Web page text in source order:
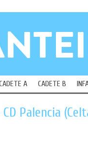
A CADETE B
CD Palencia